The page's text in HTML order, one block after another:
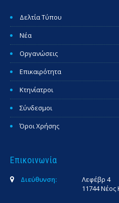
Δελτία Τύπου
Νέα
Οργανώσεις
Επικαιρότητα
Κτηνίατροι
Σύνδεσμοι
Όροι Χρήσης
Επικοινωνία
Διεύθυνση:
Λεφέβρ 4
11744